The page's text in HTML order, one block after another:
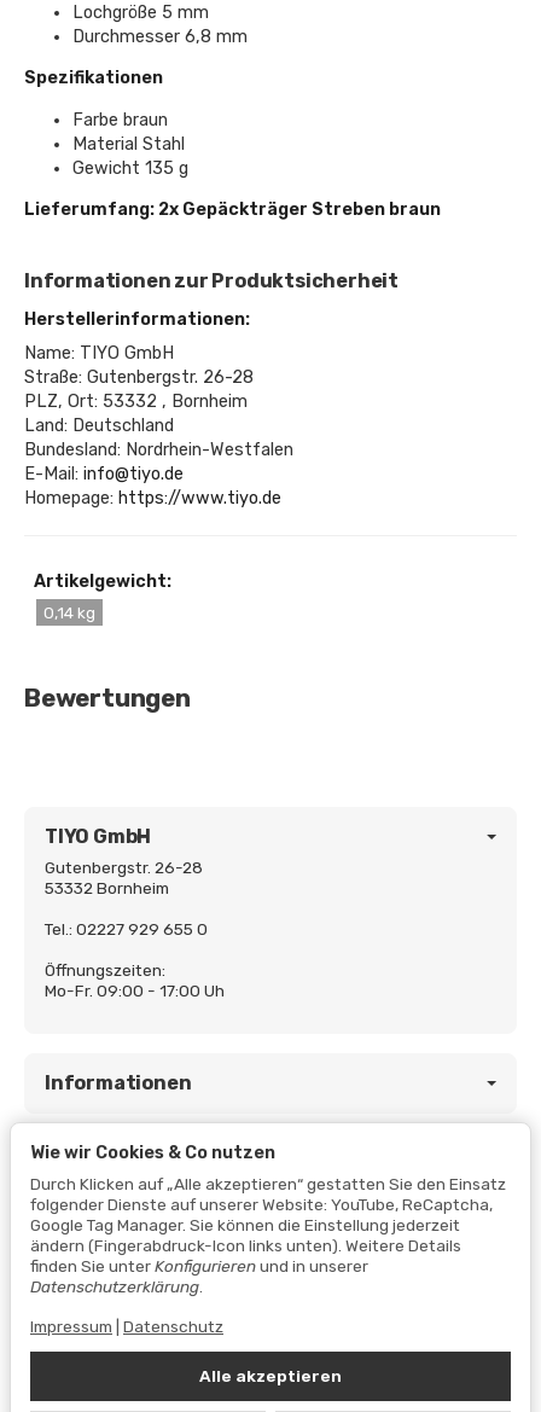
Lochgröße 5 mm
Durchmesser 6,8 mm
Spezifikationen
Farbe braun
Material Stahl
Gewicht 135 g
Lieferumfang: 2x Gepäckträger Streben braun
Informationen zur Produktsicherheit
Herstellerinformationen:
Name: TIYO GmbH
Straße: Gutenbergstr. 26-28
PLZ, Ort: 53332 , Bornheim
Land: Deutschland
Bundesland: Nordrhein-Westfalen
E-Mail: info@tiyo.de
Homepage: https://www.tiyo.de
Artikelgewicht:
0,14 kg
Bewertungen
TIYO GmbH
Gutenbergstr. 26-28
53332 Bornheim
Tel.: 02227 929 655 0
Öffnungszeiten:
Mo-Fr. 09:00 - 17:00 Uh
Informationen
Gesetzliche Informationen
Vertrag widerrufen
Alle akzeptieren
Wie wir Cookies & Co nutzen
Durch Klicken auf „Alle akzeptieren“ gestatten Sie den Einsatz
folgender Dienste auf unserer Website: YouTube, ReCaptcha,
Google Tag Manager. Sie können die Einstellung jederzeit
ändern (Fingerabdruck-Icon links unten). Weitere Details
finden Sie unterKonfigurierenund in unserer
Datenschutzerklärung.
Impressum Datenschutz